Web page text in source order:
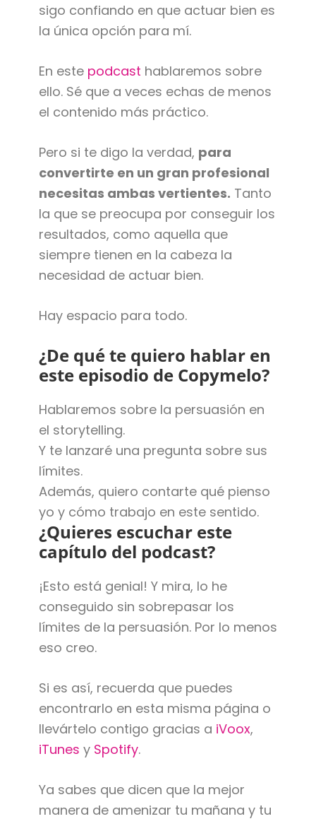
sigo confiando en que actuar bien es
la única opción para mí.
En este podcast hablaremos sobre
ello. Sé que a veces echas de menos
el contenido más práctico.
Pero si te digo la verdad, para
convertirte en un gran profesional
necesitas ambas vertientes. Tanto
la que se preocupa por conseguir los
resultados, como aquella que
siempre tienen en la cabeza la
necesidad de actuar bien.
Hay espacio para todo.
¿De qué te quiero hablar en
este episodio de Copymelo?
Hablaremos sobre la persuasión en
el storytelling.
Y te lanzaré una pregunta sobre sus
límites.
Además, quiero contarte qué pienso
yo y cómo trabajo en este sentido.
¿Quieres escuchar este
capítulo del podcast?
¡Esto está genial! Y mira, lo he
conseguido sin sobrepasar los
límites de la persuasión. Por lo menos
eso creo.
Si es así, recuerda que puedes
encontrarlo en esta misma página o
llevártelo contigo gracias a iVoox,
iTunes y Spotify.
Ya sabes que dicen que la mejor
manera de amenizar tu mañana y tu